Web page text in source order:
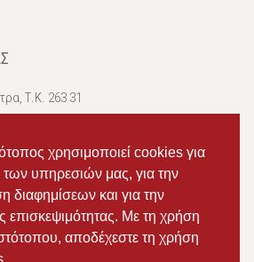
χρησιμοποιεί cookies για
υπηρεσιών μας, για την
διαφημίσεων και για την
επισκεψιμότητας. Με τη χρήση
αποδέχεστε τη χρήση
Τ.Κ. 263 31
Μαρία
Στέφανος